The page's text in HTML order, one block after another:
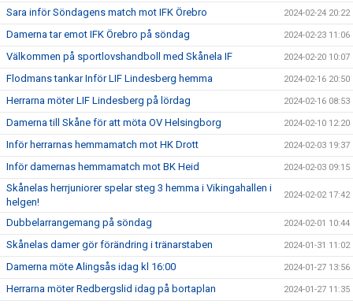
Sara inför Söndagens match mot IFK Örebro 2024-02-24 20:22
Damerna tar emot IFK Örebro på söndag 2024-02-23 11:06
Välkommen på sportlovshandboll med Skånela IF 2024-02-20 10:07
Flodmans tankar Inför LIF Lindesberg hemma 2024-02-16 20:50
Herrarna möter LIF Lindesberg på lördag 2024-02-16 08:53
Damerna till Skåne för att möta OV Helsingborg 2024-02-10 12:20
Inför herrarnas hemmamatch mot HK Drott 2024-02-03 19:37
Inför damernas hemmamatch mot BK Heid 2024-02-03 09:15
Skånelas herrjuniorer spelar steg 3 hemma i Vikingahallen i
helgen!
2024-02-02 17:42
Dubbelarrangemang på söndag 2024-02-01 10:44
Skånelas damer gör förändring i tränarstaben 2024-01-31 11:02
Damerna möte Alingsås idag kl 16:00 2024-01-27 13:56
Herrarna möter Redbergslid idag på bortaplan 2024-01-27 11:35